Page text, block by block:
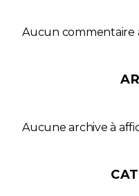
Aucun commentaire
Aucune archive à